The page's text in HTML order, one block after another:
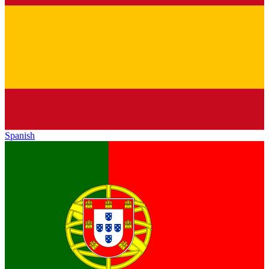
Spanish